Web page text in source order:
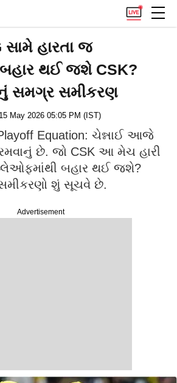
હારતા જ
થઈ જશે CSK?
સમગ્ર સમીકરણ
Advertisement
May 2026 05:05 PM (IST)
Equation: ચેન્નાઈ આજે
છે. જો CSK આ મેચ હારી
બહાર થઈ જશે?
શું સૂચવે છે.